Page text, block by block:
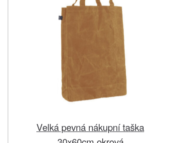
Velká pevná nákupní taška